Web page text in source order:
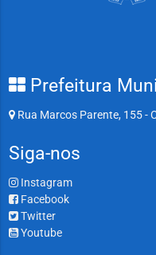
Prefeitura
Rua Marcos Parente, 155 -
Siga-nos
Instagram
Facebook
Twitter
Youtube